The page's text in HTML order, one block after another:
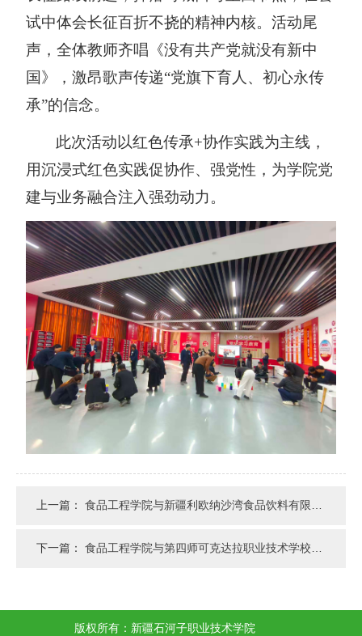
试中体会长征百折不挠的精神内核。活动尾
声，全体教师齐唱《没有共产党就没有新中
国》，激昂歌声传递“党旗下育人、初心永传
承”的信念。
此次活动以红色传承+协作实践为主线，
用沉浸式红色实践促协作、强党性，为学院党
建与业务融合注入强劲动力。
上一篇：食品工程学院与新疆利欧纳沙湾食品饮料有限公司开展交流座谈
下一篇：食品工程学院与第四师可克达拉职业技术学校开展交流座谈
版权所有：新疆石河子职业技术学院